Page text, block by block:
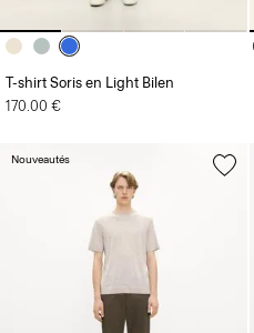
T-shirt Soris en Light Bilen
170.00 €
Nouveautés